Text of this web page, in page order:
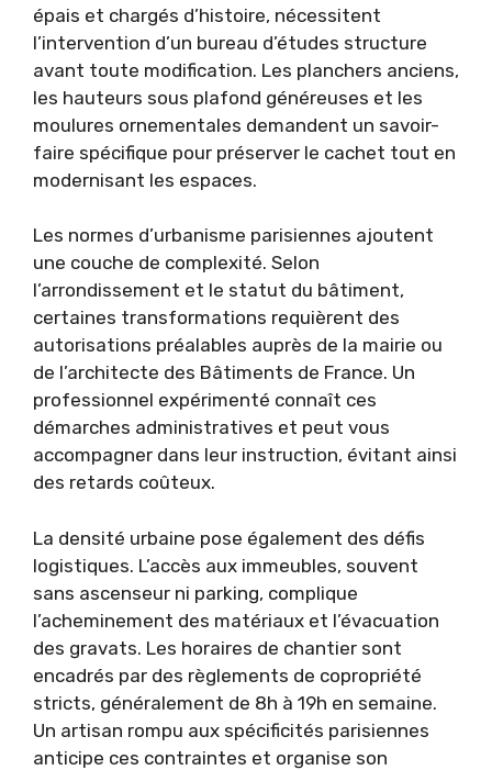
épais et chargés d’histoire, nécessitent
l’intervention d’un bureau d’études structure
avant toute modification. Les planchers anciens,
les hauteurs sous plafond généreuses et les
moulures ornementales demandent un savoir-
faire spécifique pour préserver le cachet tout en
modernisant les espaces.
Les normes d’urbanisme parisiennes ajoutent
une couche de complexité. Selon
l’arrondissement et le statut du bâtiment,
certaines transformations requièrent des
autorisations préalables auprès de la mairie ou
de l’architecte des Bâtiments de France. Un
professionnel expérimenté connaît ces
démarches administratives et peut vous
accompagner dans leur instruction, évitant ainsi
des retards coûteux.
La densité urbaine pose également des défis
logistiques. L’accès aux immeubles, souvent
sans ascenseur ni parking, complique
l’acheminement des matériaux et l’évacuation
des gravats. Les horaires de chantier sont
encadrés par des règlements de copropriété
stricts, généralement de 8h à 19h en semaine.
Un artisan rompu aux spécificités parisiennes
anticipe ces contraintes et organise son